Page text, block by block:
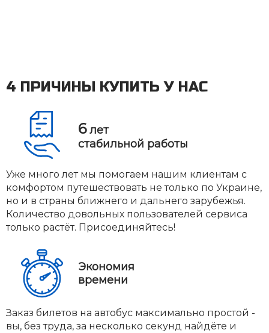
4 ПРИЧИНЫ КУПИТЬ У НАС
6лет
стабильной работы
Уже много лет мы помогаем нашим клиентам с
комфортом путешествовать не только по Украине,
но и в страны ближнего и дальнего зарубежья.
Количество довольных пользователей сервиса
только растёт. Присоединяйтесь!
Экономия
времени
Заказ билетов на автобус максимально простой -
вы, без труда, за несколько секунд найдёте и